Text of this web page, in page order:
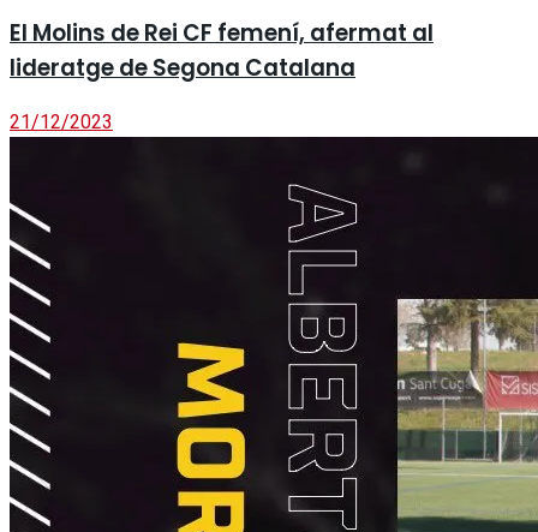
El Molins de Rei CF femení, afermat al
lideratge de Segona Catalana
21/12/2023